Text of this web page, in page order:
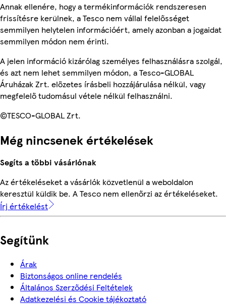
Annak ellenére, hogy a termékinformációk rendszeresen
frissítésre kerülnek, a Tesco nem vállal felelősséget
semmilyen helytelen információért, amely azonban a jogaidat
semmilyen módon nem érinti.
A jelen információ kizárólag személyes felhasználásra szolgál,
és azt nem lehet semmilyen módon, a Tesco-GLOBAL
Áruházak Zrt. előzetes írásbeli hozzájárulása nélkül, vagy
megfelelő tudomásul vétele nélkül felhasználni.
©TESCO-GLOBAL Zrt.
Még nincsenek értékelések
Segíts a többi vásárlónak
Az értékeléseket a vásárlók közvetlenül a weboldalon
keresztül küldik be. A Tesco nem ellenőrzi az értékeléseket.
Írj értékelést
Segítünk
Árak
Biztonságos online rendelés
Általános Szerződési Feltételek
Adatkezelési és Cookie tájékoztató